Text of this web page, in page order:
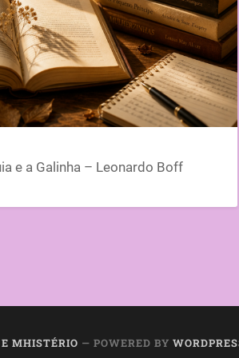
e a Galinha – Leonardo Boff
MHISTÉRIO — POWERED BY